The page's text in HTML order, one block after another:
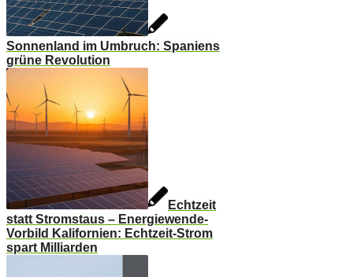
Sonnenland im Umbruch: Spaniens
grüne Revolution
Echtzeit
statt Stromstaus – Energiewende-
Vorbild Kalifornien: Echtzeit-Strom
spart Milliarden